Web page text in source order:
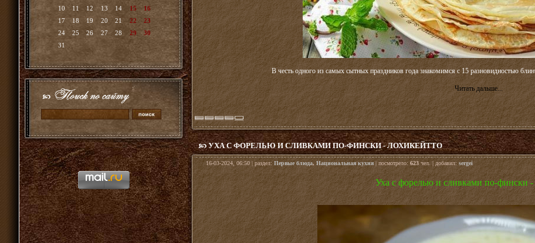
10
11 12 13 14 15
16
17
18 19 20 21 22
23
24
25 26 27 28 29
30
31
В честь одного из самых сытных праздников года знакомимся с 15 разновидностью
Читать дальше...
УХА С ФОРЕЛЬЮ И СЛИВКАМИ ПО-ФИНСКИ - ЛОХИКЕЙТТО
16-03-2024, 06:50 | раздел:Первые блюда, Национальная кухня | посмотрело:623 чел. | добавил: sergei
Уха с форелью и сливками по-фински -